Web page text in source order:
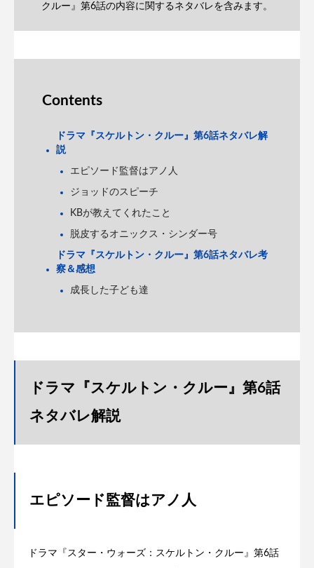
クルー』第6話の内容に関するネタバレを含みます。
Contents
ドラマ『スケルトン・クルー』第6話ネタバレ解
説
エピソード監督はアノ人
ジョッドのスピーチ
KBが教えてくれたこと
脱皮するオニックス・シンダー号
ドラマ『スケルトン・クルー』第6話ネタバレ考
察＆感想
成長した子ども達
ドラマ『スケルトン・クルー』第6話
ネタバレ解説
エピソード監督はアノ人
ドラマ『スター・ウォーズ：スケルトン・クルー』第6話